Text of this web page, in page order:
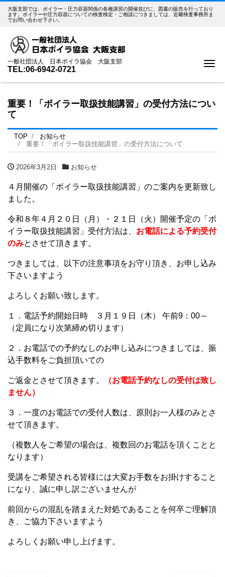
大阪支部では、ボイラー・圧力容器関係の各種講習の開催並びに、図書の販売を行っており
ます。ボイラーや圧力容器についての検査検定・ご相談につきましては、近畿検査事務所ま
でお問い合わせ下さい。
一般社団法人 日本ボイラ協会 大阪支部
TEL:06-6942-0721
重要！「ボイラー取扱技能講習」の受付方法につい
て
TOP
お知らせ
重要！「ボイラー取扱技能講習」の受付方法について
2026年3月2日 お知らせ
４月開催の「ボイラー取扱技能講習」のご案内を更新致し
ました。
令和８年４月２０日（月）・２１日（火）開催予定の「ボ
イラー取扱技能講習」受付方法は、 お電話による予約受付
のみとさせて頂きます。
つきましては、以下の注意事項をお守り頂き、お申し込み
下さいますよう
よろしくお願い致します。
１．電話予約開始日時 ３月１９日（木） 午前9：00～
（定員になり次第締め切ります）
２．お電話での予約なしのお申し込みにつきましては、振
込手数料をご負担頂いての
ご返金とさせて頂きます。
（お電話予約なしの受付は致し
ません）
３．一度のお電話での受付人数は、原則お一人様のみとさ
せて頂きます。
（複数人をご希望の場合は、複数回のお電話を頂くことと
なります）
受講をご希望される皆様には大変お手数をお掛けすること
になり、誠に申し訳ございませんが
前回からの混乱を踏まえた対処であることを何卒ご理解頂
き、ご協力下さいますよう
よろしくお願い申し上げます。